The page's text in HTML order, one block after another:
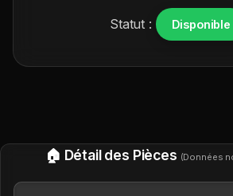
Statut : Disponible
🏠 Détail des Pièces (Données